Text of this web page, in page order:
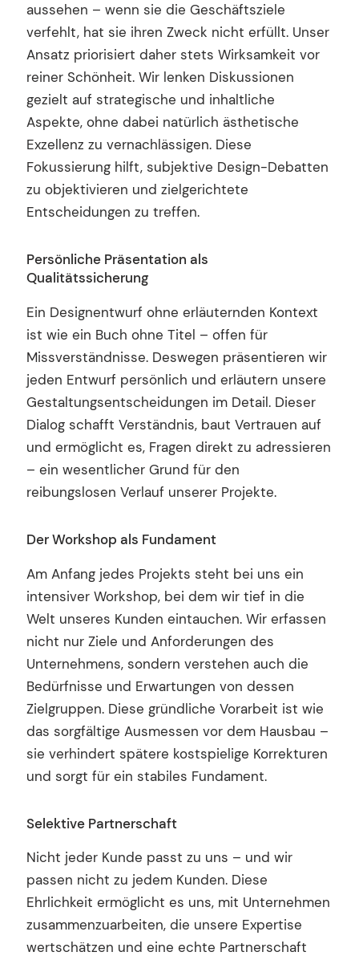
aussehen – wenn sie die Geschäftsziele
verfehlt, hat sie ihren Zweck nicht erfüllt. Unser
Ansatz priorisiert daher stets Wirksamkeit vor
reiner Schönheit. Wir lenken Diskussionen
gezielt auf strategische und inhaltliche
Aspekte, ohne dabei natürlich ästhetische
Exzellenz zu vernachlässigen. Diese
Fokussierung hilft, subjektive Design-Debatten
zu objektivieren und zielgerichtete
Entscheidungen zu treffen.
Persönliche Präsentation als
Qualitätssicherung
Ein Designentwurf ohne erläuternden Kontext
ist wie ein Buch ohne Titel – offen für
Missverständnisse. Deswegen präsentieren wir
jeden Entwurf persönlich und erläutern unsere
Gestaltungsentscheidungen im Detail. Dieser
Dialog schafft Verständnis, baut Vertrauen auf
und ermöglicht es, Fragen direkt zu adressieren
– ein wesentlicher Grund für den
reibungslosen Verlauf unserer Projekte.
Der Workshop als Fundament
Am Anfang jedes Projekts steht bei uns ein
intensiver Workshop, bei dem wir tief in die
Welt unseres Kunden eintauchen. Wir erfassen
nicht nur Ziele und Anforderungen des
Unternehmens, sondern verstehen auch die
Bedürfnisse und Erwartungen von dessen
Zielgruppen. Diese gründliche Vorarbeit ist wie
das sorgfältige Ausmessen vor dem Hausbau –
sie verhindert spätere kostspielige Korrekturen
und sorgt für ein stabiles Fundament.
Selektive Partnerschaft
Nicht jeder Kunde passt zu uns – und wir
passen nicht zu jedem Kunden. Diese
Ehrlichkeit ermöglicht es uns, mit Unternehmen
zusammenzuarbeiten, die unsere Expertise
wertschätzen und eine echte Partnerschaft